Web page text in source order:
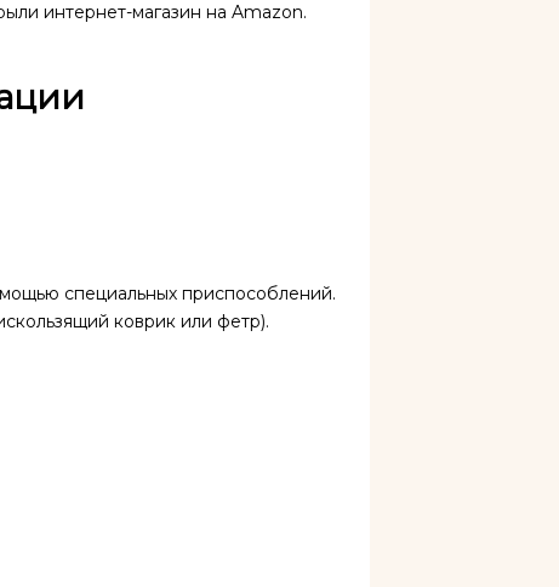
интернет-магазин на Amazon.
специальных приспособлений.
коврик или фетр).